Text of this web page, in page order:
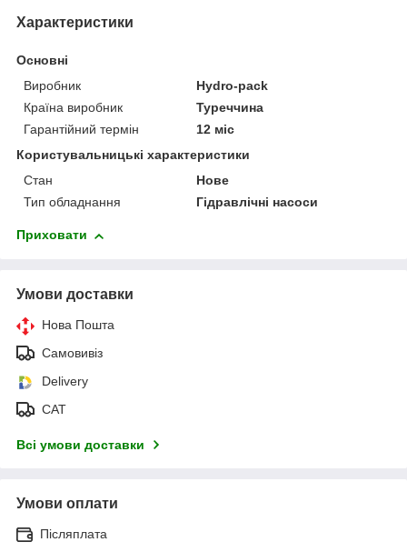
Характеристики
Основні
Виробник
Hydro-pack
Країна виробник
Туреччина
Гарантійний термін
12 міс
Користувальницькі характеристики
Стан
Нове
Тип обладнання
Гідравлічні насоси
Приховати
Умови доставки
Нова Пошта
Самовивіз
Delivery
САТ
Всі умови доставки
Умови оплати
Післяплата